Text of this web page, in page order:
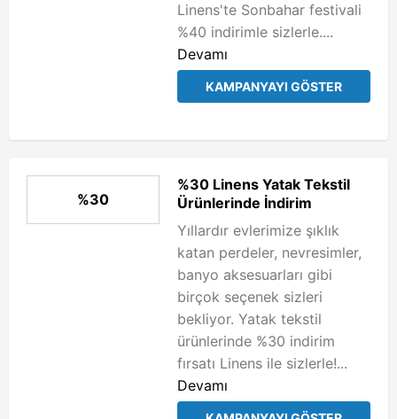
Linens'te Sonbahar festivali
%40 indirimle sizlerle....
Devamı
KAMPANYAYI GÖSTER
%30
%30 Linens Yatak Tekstil
Ürünlerinde İndirim
Yıllardır evlerimize şıklık
katan perdeler, nevresimler,
banyo aksesuarları gibi
birçok seçenek sizleri
bekliyor. Yatak tekstil
ürünlerinde %30 indirim
fırsatı Linens ile sizlerle!...
Devamı